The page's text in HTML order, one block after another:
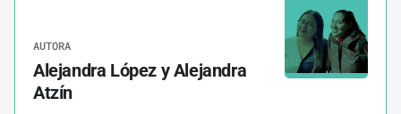
AUTORA
Alejandra López y Alejandra
Atzín